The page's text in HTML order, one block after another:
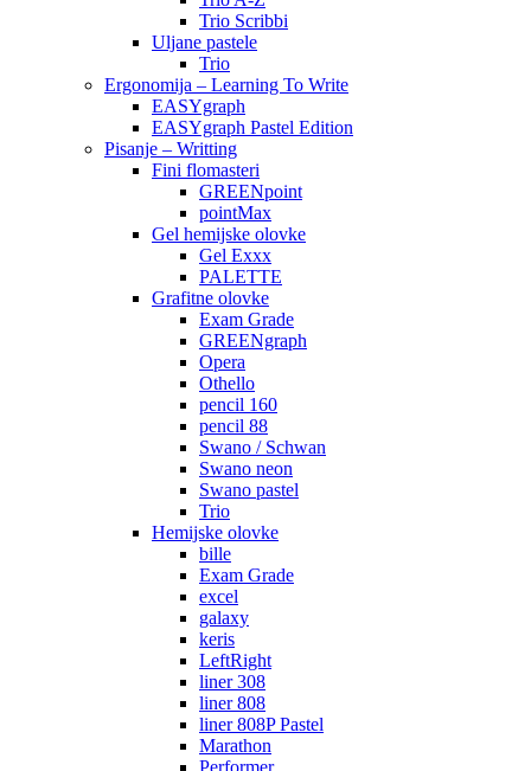
Trio Scribbi
Uljane pastele
Trio
Ergonomija – Learning To Write
EASYgraph
EASYgraph Pastel Edition
Pisanje – Writting
Fini flomasteri
GREENpoint
pointMax
Gel hemijske olovke
Gel Exxx
PALETTE
Grafitne olovke
Exam Grade
GREENgraph
Opera
Othello
pencil 160
pencil 88
Swano / Schwan
Swano neon
Swano pastel
Trio
Hemijske olovke
bille
Exam Grade
excel
galaxy
keris
LeftRight
liner 308
liner 808
liner 808P Pastel
Marathon
Performer